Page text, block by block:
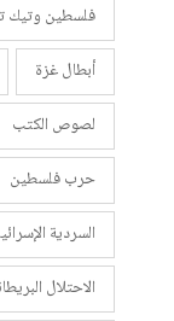
فلسطين وتيك
أبطال غزة
لصوص الكتب
حرب فلسطين
السردية
الاحتلال